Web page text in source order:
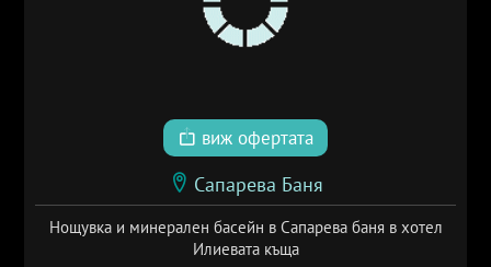
виж офертата
Сапарева Баня
Нощувка и минерален басейн в Сапарева баня в хотел
Илиевата къща